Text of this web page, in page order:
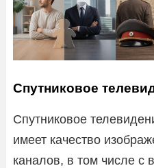
Спутниковое
Спутниковое
имеет качество
каналов, в том числе с